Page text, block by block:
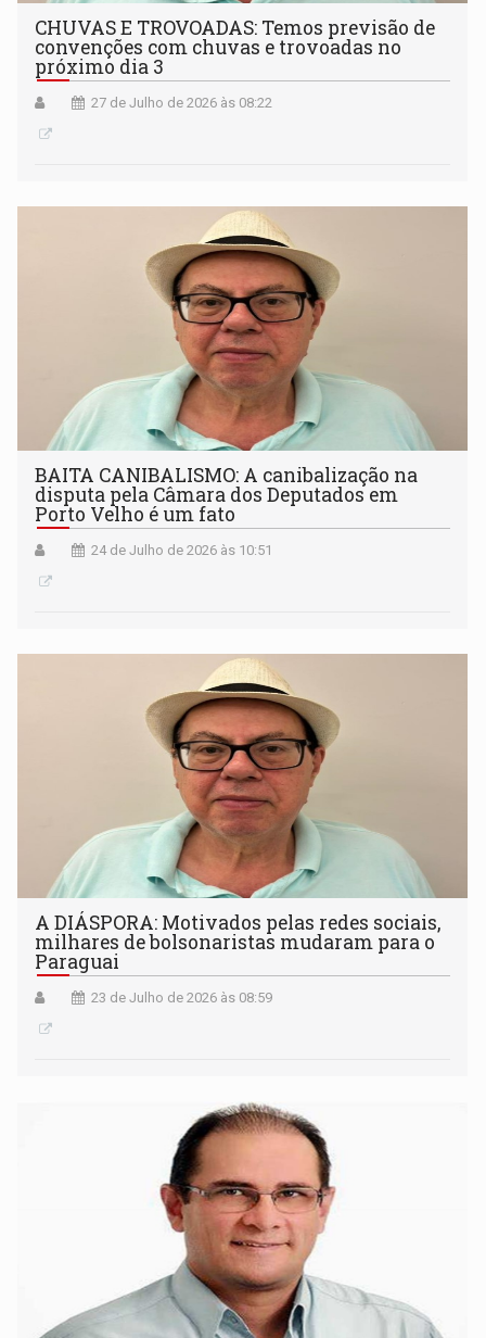
CHUVAS E TROVOADAS: Temos previsão de
convenções com chuvas e trovoadas no
próximo dia 3
27 de Julho de 2026 às 08:22
BAITA CANIBALISMO: A canibalização na
disputa pela Câmara dos Deputados em
Porto Velho é um fato
24 de Julho de 2026 às 10:51
A DIÁSPORA: Motivados pelas redes sociais,
milhares de bolsonaristas mudaram para o
Paraguai
23 de Julho de 2026 às 08:59